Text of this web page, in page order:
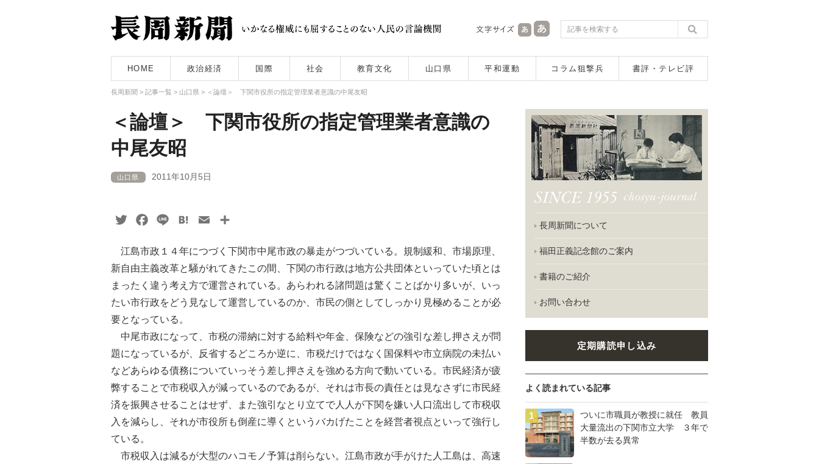
HOME 政治経済 国際 社会 教育文化 山口県 平和運動 コラム狙撃兵 書評・テレビ評
長周新聞 > 記事一覧 > 山口県 > ＜論壇＞ 下関市役所の指定管理業者意識の中尾友昭
＜論壇＞ 下関市役所の指定管理業者意識の
中尾友昭
山口県 2011年10月5日
TwitterFacebook
Line HatenaEmail
江島市政１４年につづく下関市中尾市政の暴走がつづいている。規制緩和、市場原理、
新自由主義改革と騒がれてきたこの間、下関の市行政は地方公共団体といっていた頃とは
まったく違う考え方で運営されている。あらわれる諸問題は驚くことばかり多いが、いっ
たい市行政をどう見なして運営しているのか、市民の側としてしっかり見極めることが必
要となっている。
中尾市政になって、市税の滞納に対する給料や年金、保険などの強引な差し押さえが問
題になっているが、反省するどころか逆に、市税だけではなく国保料や市立病院の未払い
などあらゆる債務についていっそう差し押さえを強める方向で動いている。市民経済が疲
弊することで市税収入が減っているのであるが、それは市長の責任とは見なさずに市民経
済を振興させることはせず、また強引なとり立てで人人が下関を嫌い人口流出して市税収
入を減らし、それが市役所も倒産に導くというバカげたことを経営者視点といって強行し
ている。
市税収入は減るが大型のハコモノ予算は削らない。江島市政が手がけた人工島は、高速
長周新聞について
福田正義記念館のご案内
書籍のご紹介
お問い合わせ
定期購読申し込み
よく読まれている記事
ついに市職員が教授に就任 教員
大量流出の下関市立大学 ３年で
半数が去る異常